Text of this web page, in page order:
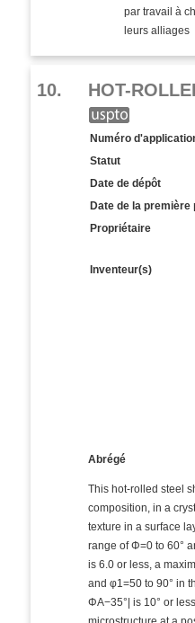
par travail à
leurs alliages
10. HOT-
Numéro
Statut
Date de dépôt
Date de la première
Propriétaire
Inventeur(s)
Abrégé
This hot-rolled steel
composition, in a
texture in a surface
range of Φ=0 to 60°
is 6.0 or less, a
and φ1=50 to 90° in
ΦA−35°| is 10° or